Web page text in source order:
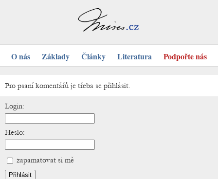
O nás Základy Články Literatura Podpořte nás
Pro psaní komentářů je třeba se přihlásit.
Login:
Heslo:
zapamatovat si mě